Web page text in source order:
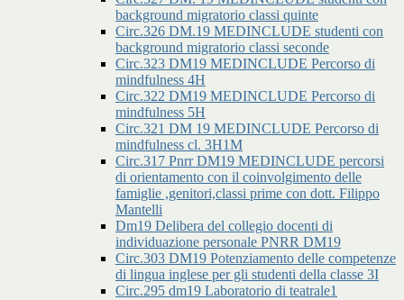
background migratorio classi quinte
Circ.326 DM.19 MEDINCLUDE studenti con
background migratorio classi seconde
Circ.323 DM19 MEDINCLUDE Percorso di
mindfulness 4H
Circ.322 DM19 MEDINCLUDE Percorso di
mindfulness 5H
Circ.321 DM 19 MEDINCLUDE Percorso di
mindfulness cl. 3H1M
Circ.317 Pnrr DM19 MEDINCLUDE percorsi
di orientamento con il coinvolgimento delle
famiglie ,genitori,classi prime con dott. Filippo
Mantelli
Dm19 Delibera del collegio docenti di
individuazione personale PNRR DM19
Circ.303 DM19 Potenziamento delle competenze
di lingua inglese per gli studenti della classe 3I
Circ.295 dm19 Laboratorio di teatrale1